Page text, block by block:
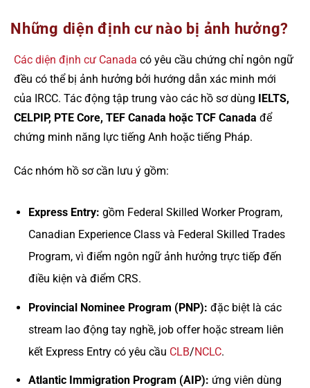
Những diện định cư nào bị ảnh hưởng?
Các diện định cư Canada có yêu cầu chứng chỉ ngôn ngữ
đều có thể bị ảnh hưởng bởi hướng dẫn xác minh mới
của IRCC. Tác động tập trung vào các hồ sơ dùng
IELTS,
CELPIP, PTE Core, TEF Canada hoặc TCF Canada để
chứng minh năng lực tiếng Anh hoặc tiếng Pháp.
Các nhóm hồ sơ cần lưu ý gồm:
Express Entry: gồm Federal Skilled Worker Program,
Canadian Experience Class và Federal Skilled Trades
Program, vì điểm ngôn ngữ ảnh hưởng trực tiếp đến
điều kiện và điểm CRS.
Provincial Nominee Program (PNP): đặc biệt là các
stream lao động tay nghề, job offer hoặc stream liên
kết Express Entry có yêu cầu CLB/NCLC.
Atlantic Immigration Program (AIP): ứng viên dùng